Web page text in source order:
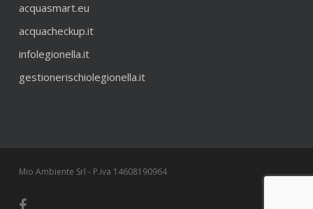
acquasmart.eu
acquacheckup.it
infolegionella.it
gestionerischiolegionella.it
Mio Ambiente Srl - P.iva 14608190964
facebook